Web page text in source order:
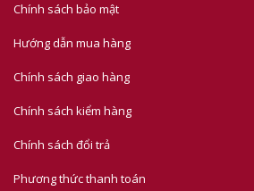
Chính sách bảo mật
Hướng dẫn mua hàng
Chính sách giao hàng
Chính sách kiểm hàng
Chính sách đổi trả
Phương thức thanh toán